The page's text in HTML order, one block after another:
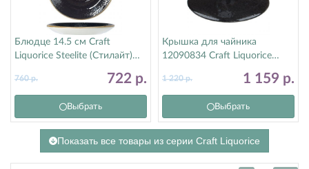
Блюдце 14.5 см Craft
Liquorice Steelite (Стилайт)
722 р.
760р.
Выбрать
Крышка для чайника
12090834 Craft Liquorice
1 159 р.
1 220р.
Выбрать
Показать все товары из серии Craft Liquorice